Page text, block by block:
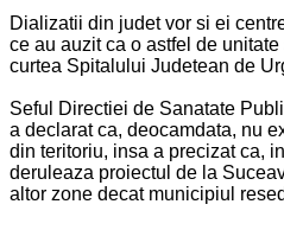
Dializatii din judet vor si ei
ce au auzit ca o astfel de
curtea Spitalului Judetean de
Seful Directiei de Sanatate
a declarat ca, deocamdata, nu
din teritoriu, insa a precizat ca,
deruleaza proiectul de la
altor zone decat municipiul